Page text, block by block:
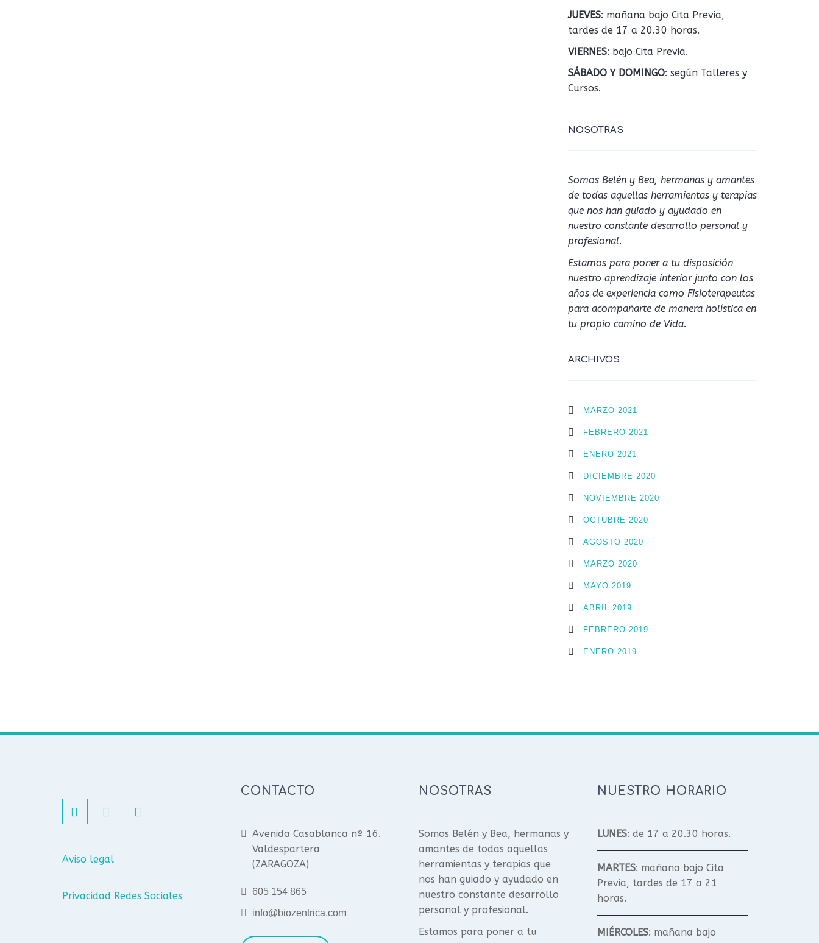
JUEVES: mañana bajo Cita Previa,
tardes de 17 a 20.30 horas.
VIERNES: bajo Cita Previa.
SÁBADO Y DOMINGO: según Talleres y
Cursos.
NOSOTRAS
Somos Belén y Bea, hermanas y amantes
de todas aquellas herramientas y terapias
que nos han guiado y ayudado en
nuestro constante desarrollo personal y
profesional.
Estamos para poner a tu disposición
nuestro aprendizaje interior junto con los
años de experiencia como Fisioterapeutas
para acompañarte de manera holística en
tu propio camino de Vida.
ARCHIVOS
MARZO 2021
FEBRERO 2021
ENERO 2021
DICIEMBRE 2020
NOVIEMBRE 2020
OCTUBRE 2020
AGOSTO 2020
MARZO 2020
MAYO 2019
ABRIL 2019
FEBRERO 2019
ENERO 2019
Aviso legal
Privacidad Redes Sociales
CONTACTO
Avenida Casablanca nº 16.
Valdespartera
(ZARAGOZA)
605 154 865
info@biozentrica.com
NOSOTRAS
Somos Belén y Bea, hermanas y
amantes de todas aquellas
herramientas y terapias que
nos han guiado y ayudado en
nuestro constante desarrollo
personal y profesional.
Estamos para poner a tu
NUESTRO HORARIO
LUNES: de 17 a 20.30 horas.
MARTES: mañana bajo Cita
Previa, tardes de 17 a 21
horas.
MIÉRCOLES: mañana bajo